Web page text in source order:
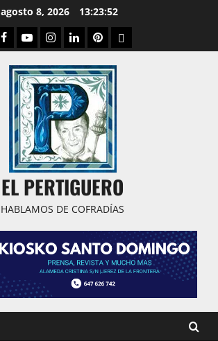
agosto 8, 2026 13:23:53
Facebook
YoutubeInstagram
LinkedPinterestDribbble
EL PERTIGUERO
HABLAMOS DE COFRADÍAS